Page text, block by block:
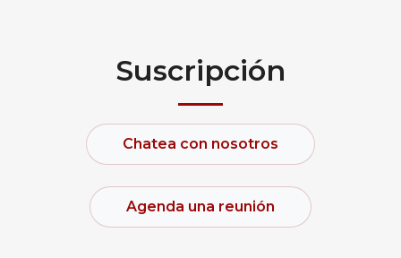
Suscripción
Chatea con nosotros
Agenda una reunión